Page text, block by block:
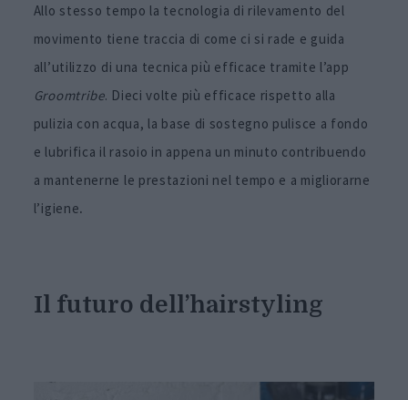
Allo stesso tempo la tecnologia di rilevamento del
movimento tiene traccia di come ci si rade e guida
all’utilizzo di una tecnica più efficace tramite l’app
Groomtribe. Dieci volte più efficace rispetto alla
pulizia con acqua, la base di sostegno pulisce a fondo
e lubrifica il rasoio in appena un minuto contribuendo
a mantenerne le prestazioni nel tempo e a migliorarne
l’igiene.
Il futuro dell’hairstyling